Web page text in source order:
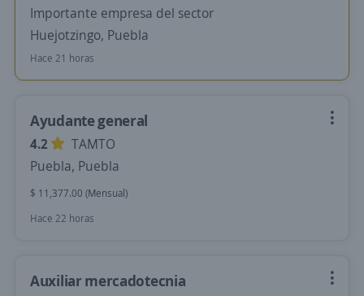
Importante empresa del sector
Huejotzingo, Puebla
Hace 21 horas
Ayudante general
4.2
TAMTO
Puebla, Puebla
$ 11,377.00 (Mensual)
Hace 22 horas
Auxiliar mercadotecnia